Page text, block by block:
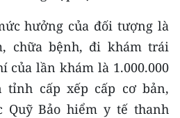
hưởng của đối tượng là
chữa bệnh, đi khám trái
của lần khám là 1.000.000
tỉnh cấp xếp cấp cơ bản,
Quỹ Bảo hiểm y tế thanh